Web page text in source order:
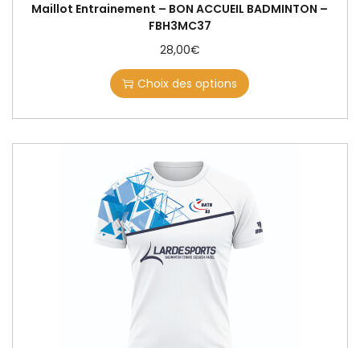
Maillot Entrainement – BON ACCUEIL BADMINTON –
FBH3MC37
28,00€
Choix des options